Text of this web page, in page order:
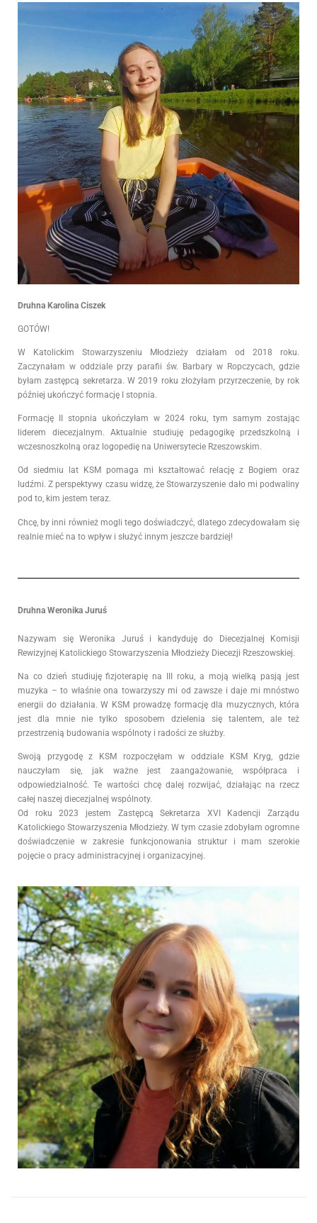
Druhna Karolina Ciszek
GOTÓW!
W Katolickim Stowarzyszeniu Młodzieży działam od 2018 roku.
Zaczynałam w oddziale przy parafii św. Barbary w Ropczycach, gdzie
byłam zastępcą sekretarza. W 2019 roku złożyłam przyrzeczenie, by rok
później ukończyć formację I stopnia.
Formację II stopnia ukończyłam w 2024 roku, tym samym zostając
liderem diecezjalnym. Aktualnie studiuję pedagogikę przedszkolną i
wczesnoszkolną oraz logopedię na Uniwersytecie Rzeszowskim.
Od siedmiu lat KSM pomaga mi kształtować relację z Bogiem oraz
ludźmi. Z perspektywy czasu widzę, że Stowarzyszenie dało mi podwaliny
pod to, kim jestem teraz.
Chcę, by inni również mogli tego doświadczyć, dlatego zdecydowałam się
realnie mieć na to wpływ i służyć innym jeszcze bardziej!
Druhna Weronika Juruś
Nazywam się Weronika Juruś i kandyduję do Diecezjalnej Komisji
Rewizyjnej Katolickiego Stowarzyszenia Młodzieży Diecezji Rzeszowskiej.
Na co dzień studiuję fizjoterapię na III roku, a moją wielką pasją jest
muzyka – to właśnie ona towarzyszy mi od zawsze i daje mi mnóstwo
energii do działania. W KSM prowadzę formację dla muzycznych, która
jest dla mnie nie tylko sposobem dzielenia się talentem, ale też
przestrzenią budowania wspólnoty i radości ze służby.
Swoją przygodę z KSM rozpoczęłam w oddziale KSM Kryg, gdzie
nauczyłam się, jak ważne jest zaangażowanie, współpraca i
odpowiedzialność. Te wartości chcę dalej rozwijać, działając na rzecz
całej naszej diecezjalnej wspólnoty.
Od roku 2023 jestem Zastępcą Sekretarza XVI Kadencji Zarządu
Katolickiego Stowarzyszenia Młodzieży. W tym czasie zdobyłam ogromne
doświadczenie w zakresie funkcjonowania struktur i mam szerokie
pojęcie o pracy administracyjnej i organizacyjnej.